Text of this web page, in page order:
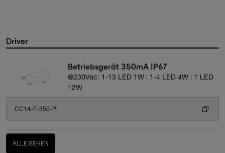
Driver
Betriebsgerät 350mA IP67
@230Vac: 1-13 LED 1W | 1-4 LED 4W | 1 LED
12W
CC14-F-350-PI
ALLE SEHEN